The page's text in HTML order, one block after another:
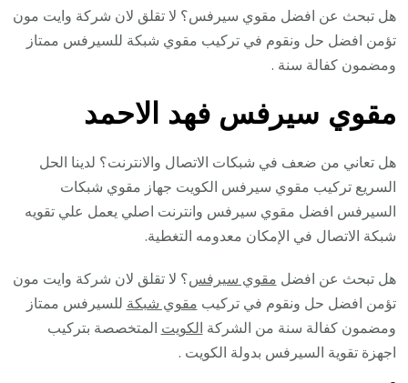
هل تبحث عن افضل مقوي سيرفس؟ لا تقلق لان شركة وايت مون
تؤمن افضل حل ونقوم في تركيب مقوي شبكة للسيرفس ممتاز
ومضمون كفالة سنة .
مقوي سيرفس فهد الاحمد
هل تعاني من ضعف في شبكات الاتصال والانترنت؟ لدينا الحل
السريع تركيب مقوي سيرفس الكويت جهاز مقوي شبكات
السيرفس افضل مقوي سيرفس وانترنت اصلي يعمل علي تقويه
شبكة الاتصال في الإمكان معدومه التغطية.
هل تبحث عن افضل مقوي سيرفس؟ لا تقلق لان شركة وايت مون
تؤمن افضل حل ونقوم في تركيب مقوي شبكة للسيرفس ممتاز
ومضمون كفالة سنة من الشركة الكويت المتخصصة بتركيب
اجهزة تقوية السيرفس بدولة الكويت .